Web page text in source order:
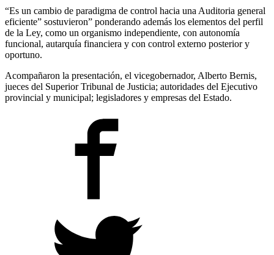
“Es un cambio de paradigma de control hacia una Auditoria general
eficiente” sostuvieron” ponderando además los elementos del perfil
de la Ley, como un organismo independiente, con autonomía
funcional, autarquía financiera y con control externo posterior y
oportuno.
Acompañaron la presentación, el vicegobernador, Alberto Bernis,
jueces del Superior Tribunal de Justicia; autoridades del Ejecutivo
provincial y municipal; legisladores y empresas del Estado.